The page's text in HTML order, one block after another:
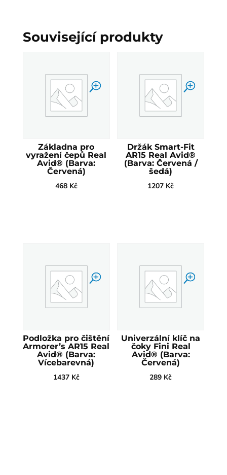
Související produkty
Základna pro
vyražení čepů Real
Avid® (Barva:
Červená)
468 Kč
Držák Smart-Fit
AR15 Real Avid®
(Barva: Červená /
šedá)
1207 Kč
Podložka pro čištění
Armorer’s AR15 Real
Avid® (Barva:
Vícebarevná)
1437 Kč
Univerzální klíč na
čoky Fini Real
Avid® (Barva:
Červená)
289 Kč